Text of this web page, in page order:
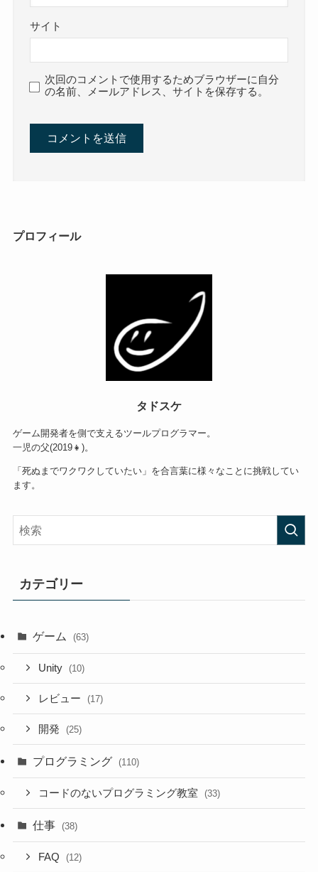
サイト
次回のコメントで使用するためブラウザーに自分
の名前、メールアドレス、サイトを保存する。
プロフィール
タドスケ
ゲーム開発者を側で支えるツールプログラマー。
一児の父(2019👧)。
「死ぬまでワクワクしていたい」を合言葉に様々なことに挑戦してい
ます。
カテゴリー
ゲーム (63)
Unity (10)
レビュー (17)
開発 (25)
プログラミング (110)
コードのないプログラミング教室 (33)
仕事 (38)
FAQ (12)